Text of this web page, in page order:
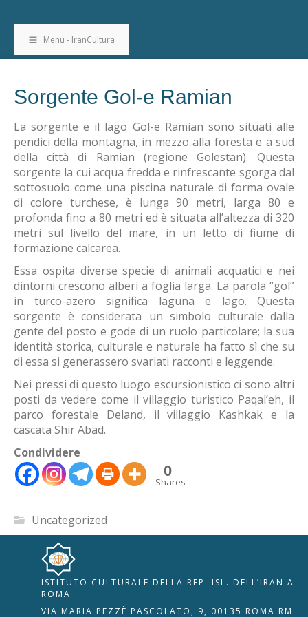
Menu - IranCultura
Sorgente Gol-e Ramian
La sorgente e il lago Gol-e Ramian sono situati alle
pendici della montagna, in mezzo alla foresta e a sud
della città di Ramian (regione Golestan). Questa
sorgente la cui acqua fredda e rinfrescante sgorga dal
sottosuolo come una piscina naturale di forma ovale
di colore turchese, è lunga 90 metri, larga 80 e
profonda fino a 80 metri ed è situata all’altezza di 320
metri sul livello del mare, in un letto di fiume di
formazione calcarea.
Essa ospita diverse specie di animali acquatici e nei
dintorni crescono alberi a foglia larga. La parola “gol”
in turco-azero significa laguna e lago. Questa
sorgente è considerata un simbolo culturale dalla
gente del posto e gode di un ruolo particolare; la sua
identità storica, culturale e naturale ha fatto sì che su
di essa si generassero svariati racconti e leggende.
Nei pressi di questo luogo escursionistico ci sono altri
posti da vedere come il villaggio turistico Paqal’eh, il
parco forestale Deland, il villaggio Kashkak e la
cascata Shir Abad.
Condividere
0
Shares
Uncategorized
ISTITUTO CULTURALE DELLA REP. ISL. DELL’IRAN A
ROMA
VIA MARIA PEZZÈ PASCOLATO, 9, 00135 ROMA RM
RIPRISTINA 🇮🇹 🇬🇧